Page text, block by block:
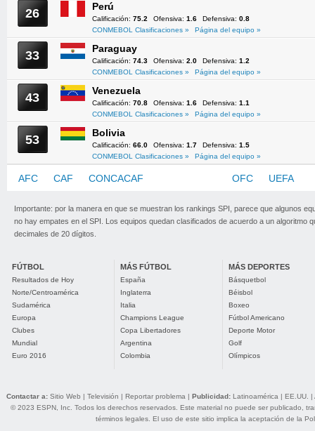
26 Perú
Calificación: 75.2 Ofensiva: 1.6 Defensiva: 0.8
CONMEBOL Clasificaciones »
Página del equipo »
33 Paraguay
Calificación: 74.3 Ofensiva: 2.0 Defensiva: 1.2
CONMEBOL Clasificaciones »
Página del equipo »
43 Venezuela
Calificación: 70.8 Ofensiva: 1.6 Defensiva: 1.1
CONMEBOL Clasificaciones »
Página del equipo »
53 Bolivia
Calificación: 66.0 Ofensiva: 1.7 Defensiva: 1.5
CONMEBOL Clasificaciones »
Página del equipo »
AFC CAF CONCACAF OFC UEFA
Importante: por la manera en que se muestran los rankings SPI, parece que algunos
no hay empates en el SPI. Los equipos quedan clasificados de acuerdo a un algoritmo
decimales de 20 dígitos.
FÚTBOL
Resultados de Hoy
Norte/Centroamérica
Sudamérica
Europa
Clubes
Mundial
Euro 2016
MÁS FÚTBOL
España
Inglaterra
Italia
Champions League
Copa Libertadores
Argentina
Colombia
MÁS DEPORTES
Básquetbol
Béisbol
Boxeo
Fútbol Americano
Deporte Motor
Golf
Olímpicos
Contactar a: Sitio Web | Televisión | Reportar problema | Publicidad: Latinoamérica | EE.UU. |
© 2023 ESPN, Inc. Todos los derechos reservados. Este material no puede ser publicado,
términos legales. El uso de este sitio implica la aceptación de la